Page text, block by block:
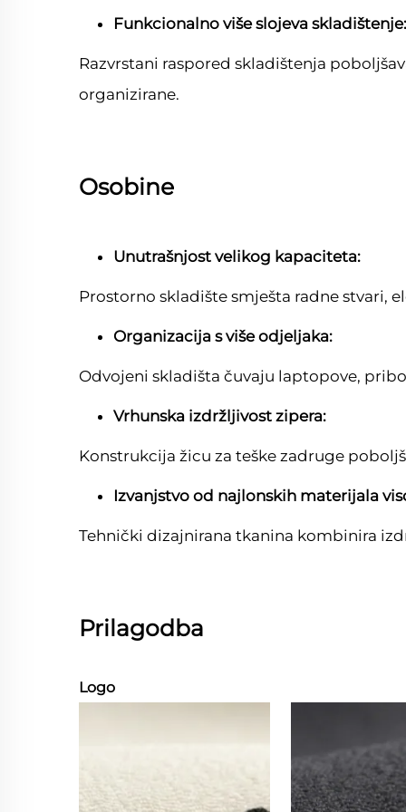
Funkcionalno više slojeva skladištenje:
Razvrstani raspored skladištenja
organizirane.
Osobine
Unutrašnjost velikog kapaciteta:
Prostorno skladište smješta radne stvari,
Organizacija s više odjeljaka:
Odvojeni skladišta čuvaju laptopove,
Vrhunska izdržljivost zipera:
Konstrukcija žicu za teške zadruge
Izvanjstvo od najlonskih materijala
Tehnički dizajnirana tkanina kombinira
Prilagodba
Logo